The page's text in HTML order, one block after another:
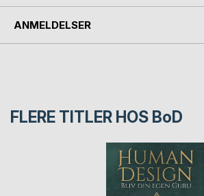
ANMELDELSER
FLERE TITLER HOS BoD